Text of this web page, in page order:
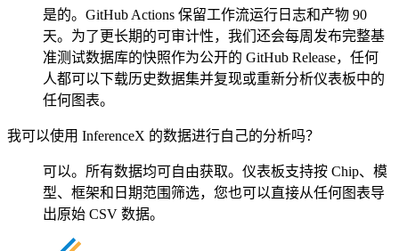
是的。GitHub Actions 保留工作流运行日志和产物 90
天。为了更长期的可审计性，我们还会每周发布完整基
准测试数据库的快照作为公开的 GitHub Release，任何
人都可以下载历史数据集并复现或重新分析仪表板中的
任何图表。
我可以使用 InferenceX 的数据进行自己的分析吗？
可以。所有数据均可自由获取。仪表板支持按 Chip、模
型、框架和日期范围筛选，您也可以直接从任何图表导
出原始 CSV 数据。